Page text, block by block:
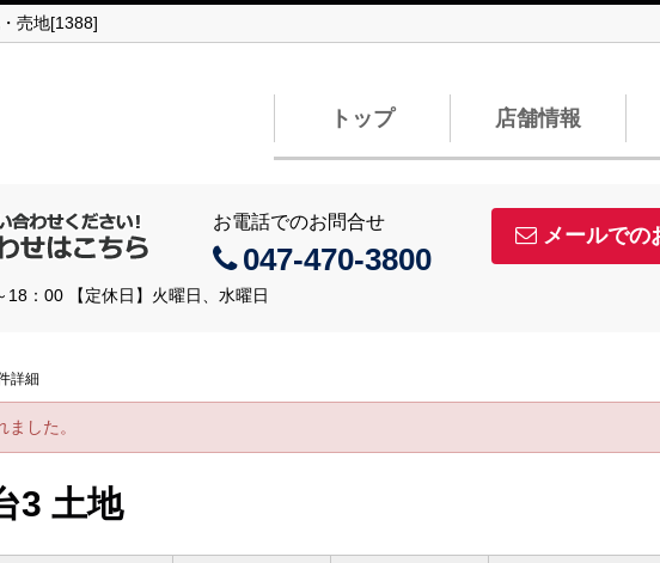
売地[1388]
トップ 店舗情報
お電話でのお問合せ
047-470-3800
メールでの
18：00 【定休日】火曜日、水曜日
詳細
した。
3 土地